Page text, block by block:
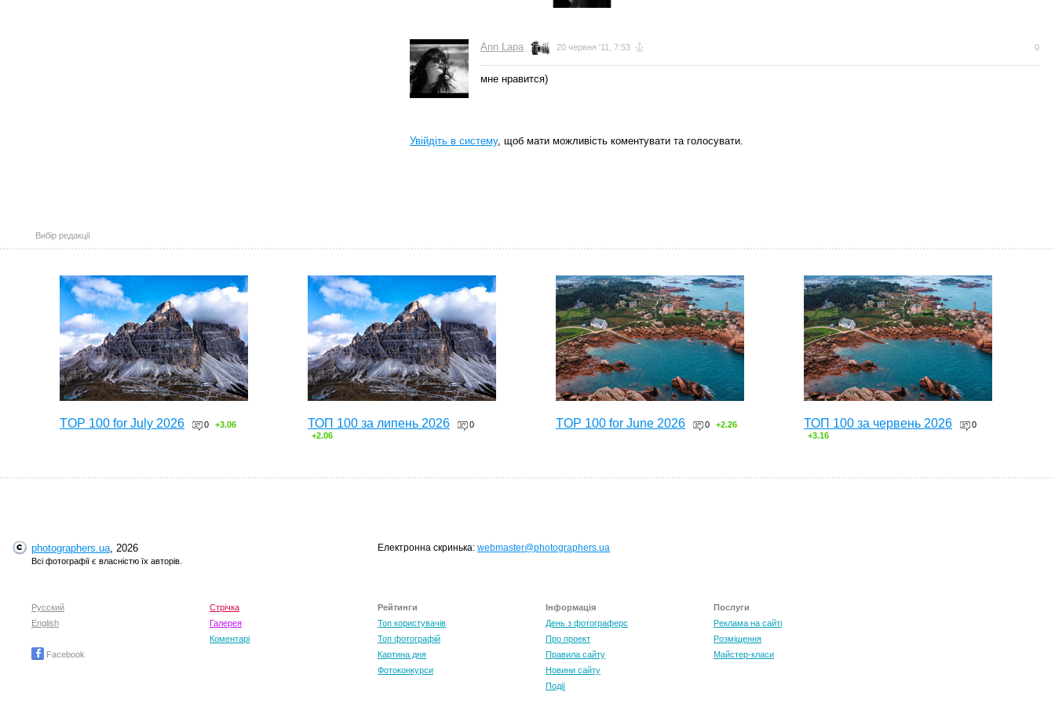
Ann Lapa 20 червня '11, 7:53 0
мне нравится)
Увійдіть в систему, щоб мати можливість коментувати та голосувати.
Вибір редакції
TOP 100 for July 2026 0 +3.06 ТОП 100 за липень 2026
0
+2.06
TOP 100 for June 2026 0 +2.26 ТОП 100 за червень 2026
0
+3.16
+6.59 ТОП 100 за травень 2026
photographers.ua, 2026
Всі фотографії є власністю їх авторів.
Електронна скринька: webmaster@photographers.ua
Русский
English
Facebook
Стрічка
Галерея
Коментарі
Рейтинги
Топ користувачів
Топ фотографій
Картина дня
Фотоконкурси
Інформація
День з фотограферс
Про проект
Правила сайту
Новини сайту
Події
Послуги
Реклама на сайті
Розміщення
Майстер-класи